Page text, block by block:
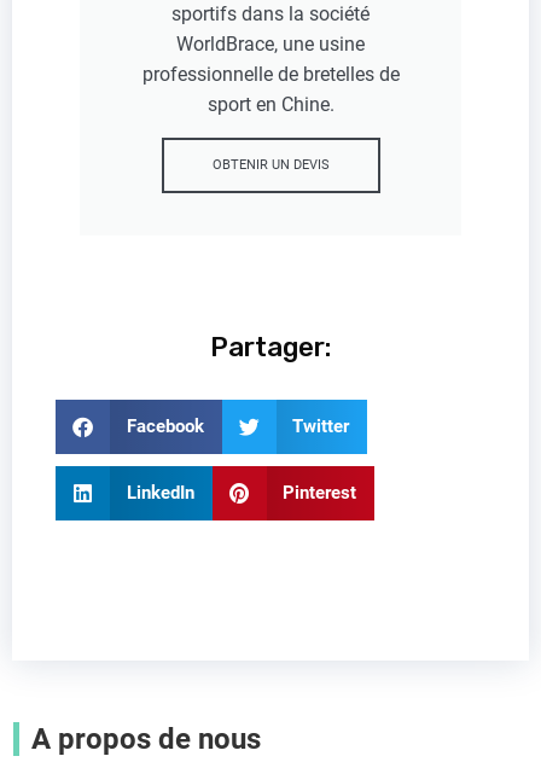
sportifs dans la société
WorldBrace, une usine
professionnelle de bretelles de
sport en Chine.
OBTENIR UN DEVIS
Partager:
Facebook Twitter
LinkedIn Pinterest
A propos de nous